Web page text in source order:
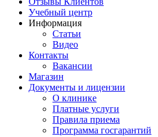
Учебный центр
Информация
Статьи
Видео
Контакты
Вакансии
Магазин
Документы и лицензии
О клинике
Платные услуги
Правила приема
Программа госгарантий